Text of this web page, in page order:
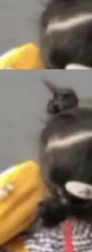
论
R
三
地
力
新
新
类
文
题